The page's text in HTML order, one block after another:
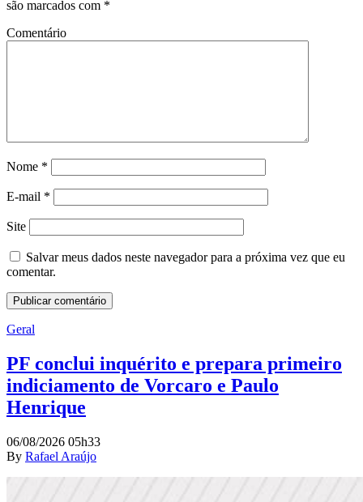
são marcados com *
Comentário
Nome *
E-mail *
Site
Salvar meus dados neste navegador para a próxima vez que eu
comentar.
Geral
PF conclui inquérito e prepara primeiro
indiciamento de Vorcaro e Paulo
Henrique
06/08/2026 05h33
By Rafael Araújo